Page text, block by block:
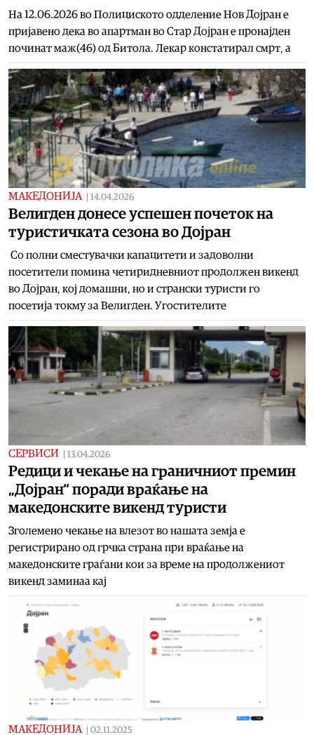
На 12.06.2026 во Полициското одделение Нов Дојран е
пријавено дека во апартман во Стар Дојран е пронајден
починат маж(46) од Битола. Лекар констатирал смрт, а
МАКЕДОНИЈА 14.04.2026
Велигден донесе успешен почеток на
туристичката сезона во Дојран
Со полни сместувачки капацитети и задоволни
посетители помина четиридневниот продолжен викенд
во Дојран, кој домашни, но и странски туристи го
посетија токму за Велигден. Угостителите
СЕРВИСИ 13.04.2026
Редици и чекање на граничниот премин
„Дојран“ поради враќање на
македонските викенд туристи
Зголемено чекање на влезот во нашата земја е
регистрирано од грчка страна при враќање на
македонските граѓани кои за време на продолжениот
викенд заминаа кај
МАКЕДОНИЈА 02.11.2025